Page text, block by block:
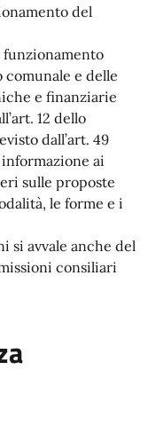
del
funzionamento
e delle
e finanziarie
12 dello
dall’art. 49
ai
sulle proposte
le forme e i
si avvale anche del
consiliari